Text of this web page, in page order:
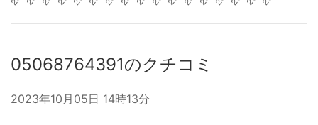
05068764391のクチコミ
2023年10月05日 14時13分